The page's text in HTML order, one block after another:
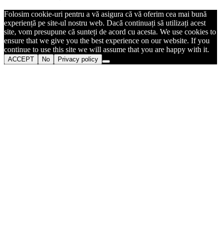
Folosim cookie-uri pentru a vă asigura că vă oferim cea mai bună
experiență pe site-ul nostru web. Dacă continuați să utilizați acest
site, vom presupune că sunteți de acord cu acesta. We use cookies to
ensure that we give you the best experience on our website. If you
continue to use this site we will assume that you are happy with it.
ACCEPT No Privacy policy